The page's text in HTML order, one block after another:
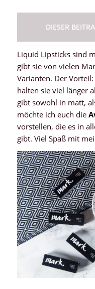
DIESER
Liquid Lipsticks sind
gibt sie von vielen
Varianten. Der
halten sie viel länger
gibt sowohl in matt,
möchte ich euch die
vorstellen, die es in
gibt. Viel Spaß mit